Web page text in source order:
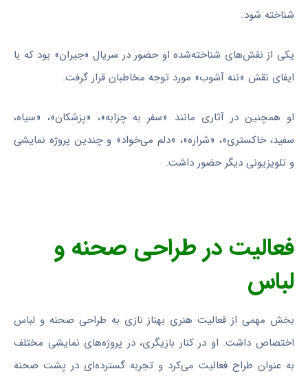
شناخته شود.
یکی از نقش‌های شناخته‌شده او حضور در سریال «جیران» بود که با
ایفای نقش «ننه آشوب» مورد توجه مخاطبان قرار گرفت.
او همچنین در آثاری مانند «سفر به چزابه»، «پزشکان»، «سیاه،
سفید، خاکستری»، «شراره»، «دلم می‌خواد» و چندین پروژه نمایشی
و تلویزیونی دیگر حضور داشت.
فعالیت در طراحی صحنه و
لباس
بخش مهمی از فعالیت هنری بهناز نازی به طراحی صحنه و لباس
اختصاص داشت. او در کنار بازیگری، در پروژه‌های نمایشی مختلف
به عنوان طراح فعالیت می‌کرد و تجربه گسترده‌ای در پشت صحنه